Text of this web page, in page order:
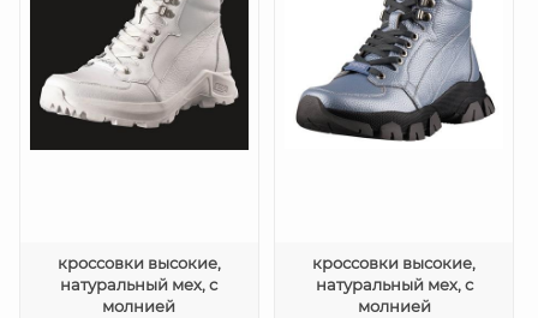
кроссовки высокие,
натуральный мех, с
молнией
кроссовки высокие,
натуральный мех, с
молнией